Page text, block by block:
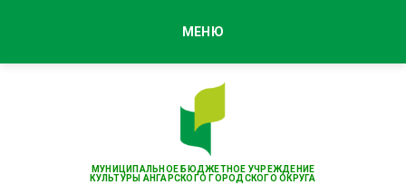
МУНИЦИПАЛЬНОЕ БЮДЖЕТНОЕ УЧРЕЖДЕНИЕ
КУЛЬТУРЫ АНГАРСКОГО ГОРОДСКОГО ОКРУГА
МЕНЮ